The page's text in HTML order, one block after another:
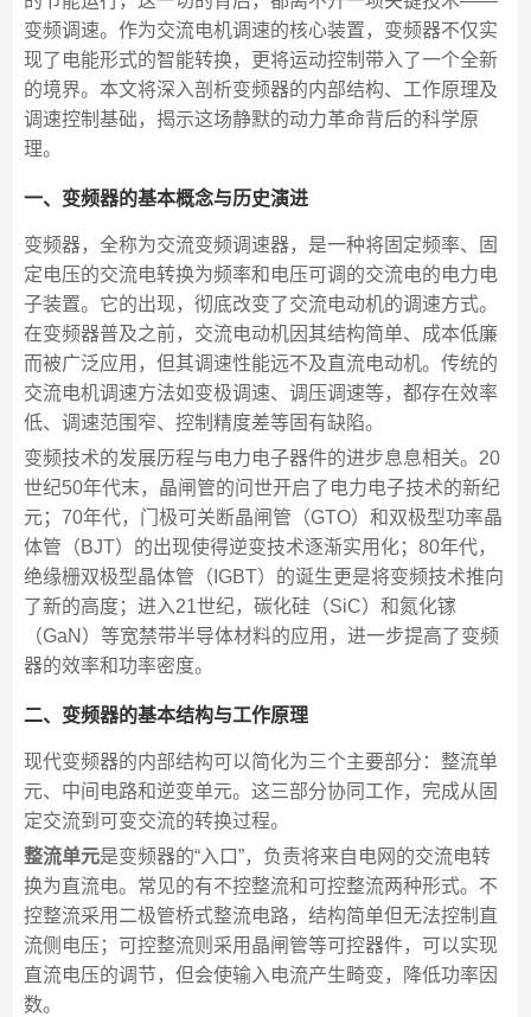
变频调速。作为交流电机调速的核心装置，变频器不仅实
现了电能形式的智能转换，更将运动控制带入了一个全新
的境界。本文将深入剖析变频器的内部结构、工作原理及
调速控制基础，揭示这场静默的动力革命背后的科学原
理。
一、变频器的基本概念与历史演进
变频器，全称为交流变频调速器，是一种将固定频率、固
定电压的交流电转换为频率和电压可调的交流电的电力电
子装置。它的出现，彻底改变了交流电动机的调速方式。
在变频器普及之前，交流电动机因其结构简单、成本低廉
而被广泛应用，但其调速性能远不及直流电动机。传统的
交流电机调速方法如变极调速、调压调速等，都存在效率
低、调速范围窄、控制精度差等固有缺陷。
变频技术的发展历程与电力电子器件的进步息息相关。20
世纪50年代末，晶闸管的问世开启了电力电子技术的新纪
元；70年代，门极可关断晶闸管（GTO）和双极型功率晶
体管（BJT）的出现使得逆变技术逐渐实用化；80年代，
绝缘栅双极型晶体管（IGBT）的诞生更是将变频技术推向
了新的高度；进入21世纪，碳化硅（SiC）和氮化镓
（GaN）等宽禁带半导体材料的应用，进一步提高了变频
器的效率和功率密度。
二、变频器的基本结构与工作原理
现代变频器的内部结构可以简化为三个主要部分：整流单
元、中间电路和逆变单元。这三部分协同工作，完成从固
定交流到可变交流的转换过程。
整流单元是变频器的“入口”，负责将来自电网的交流电转
换为直流电。常见的有不控整流和可控整流两种形式。不
控整流采用二极管桥式整流电路，结构简单但无法控制直
流侧电压；可控整流则采用晶闸管等可控器件，可以实现
直流电压的调节，但会使输入电流产生畸变，降低功率因
数。